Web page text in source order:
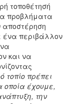
τοποθέτησή
προβλήματα
αποστέρηση
ένα περιβάλλον
και να
τοπίο πρέπει
έχουμε,
την